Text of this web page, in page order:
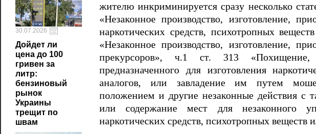
30.07.2026
Дойдет ли
цена до 100
гривен за
литр:
бензиновый
рынок
Украины
трещит по
швам
жителю инкриминируется сразу несколько
«Незаконное производство, изготовление,
наркотических средств, психотропных
«Незаконное производство, изготовление,
прекурсоров», ч.1 ст. 313 «Похищение,
предназначенного для изготовления
аналогов, или завладение им путем
положением и другие незаконные действия с
или содержание мест для незаконного
наркотических средств, психотропных веществ